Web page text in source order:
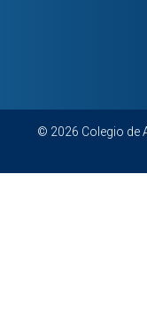
© 2026 Colegio de